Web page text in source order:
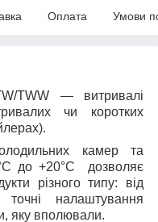
Оплата Умови
/TWW
— витривалі
чи коротких
камер та
до +20°C дозволяє
різного типу: від
точні налаштування
яку вполювали.